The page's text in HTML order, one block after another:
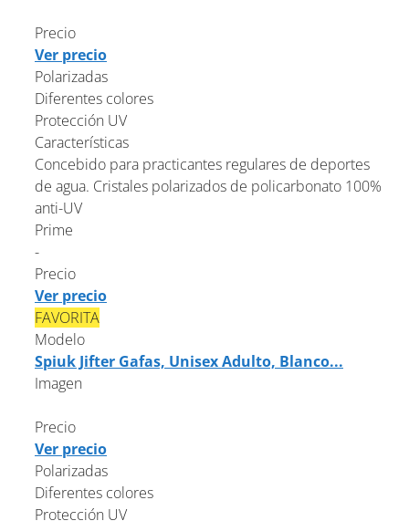
Precio
Ver precio
Polarizadas
Diferentes colores
Protección UV
Características
Concebido para practicantes regulares de deportes
de agua. Cristales polarizados de policarbonato 100%
anti-UV
Prime
-
Precio
Ver precio
FAVORITA
Modelo
Spiuk Jifter Gafas, Unisex Adulto, Blanco...
Imagen
Precio
Ver precio
Polarizadas
Diferentes colores
Protección UV